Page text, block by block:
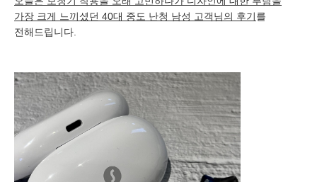
가장 크게 느끼셨던 40대 중도 난청 남성 고객님의 후기를
전해드립니다.